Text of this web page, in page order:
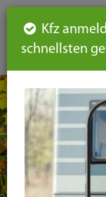
leichte
Sprache
Kfz
schnellsten